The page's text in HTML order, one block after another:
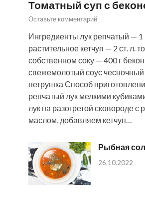
Томатный суп с
Оставьте комментарий
Ингредиенты лук репчатый —
растительное кетчуп — 2 ст. л.
собственном соку — 400 г
свежемолотый соус чесночный
петрушка Способ
репчатый лук мелкими
лук на разогретой сковороде с
маслом, добавляем кетчуп…
Рыбная
26.10.2022